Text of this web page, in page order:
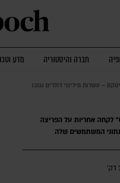
חברה והיסטוריה מדע
– עשרות מיליוני דולרים נגנבו
קבוצת ההאקרים "Gonjeshke Darande" לקחה אחריות על הפריצה
המשתמשים שלה